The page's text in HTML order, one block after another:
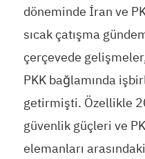
döneminde İran ve
sıcak çatışma
çerçevede
PKK bağlamında
getirmişti. Özellikle
güvenlik güçleri ve
elemanları arasındaki